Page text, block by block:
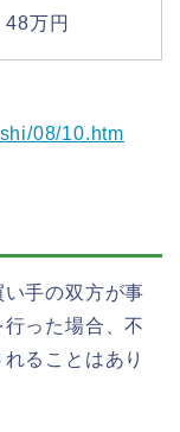
48万円
08/10.htm
手の双方が事
った場合、不
ることはあり